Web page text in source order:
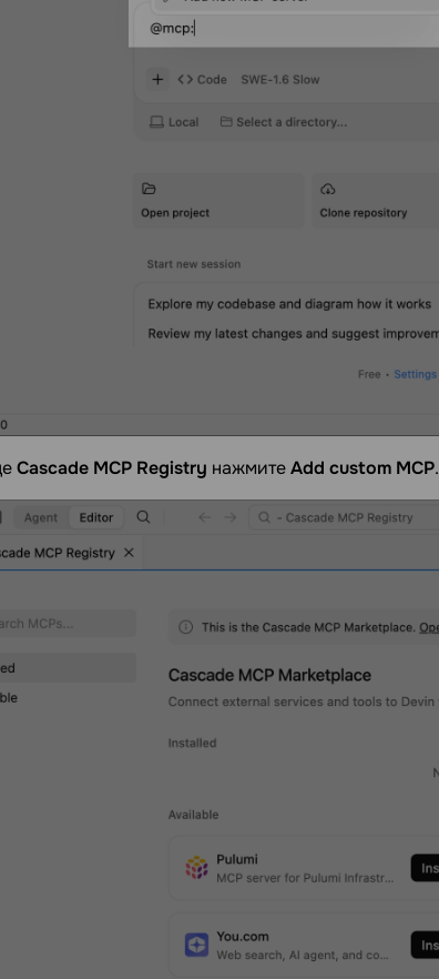
Cascade MCP Registry нажмитеAdd custom MCP.